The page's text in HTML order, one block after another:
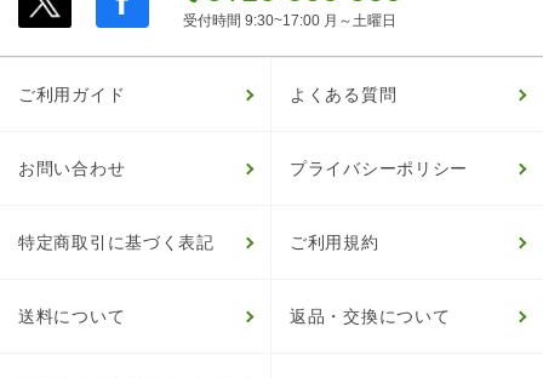
受付時間 9:30~17:00 月～土曜日
ご利用ガイド よくある質問
お問い合わせ プライバシーポリシー
特定商取引に基づく表記 ご利用規約
送料について 返品・交換について